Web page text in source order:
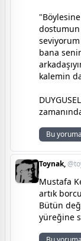
bana
kalemin
Bu yoruma
Toynak,
Mustafa
artık
Bütün
yüreğine